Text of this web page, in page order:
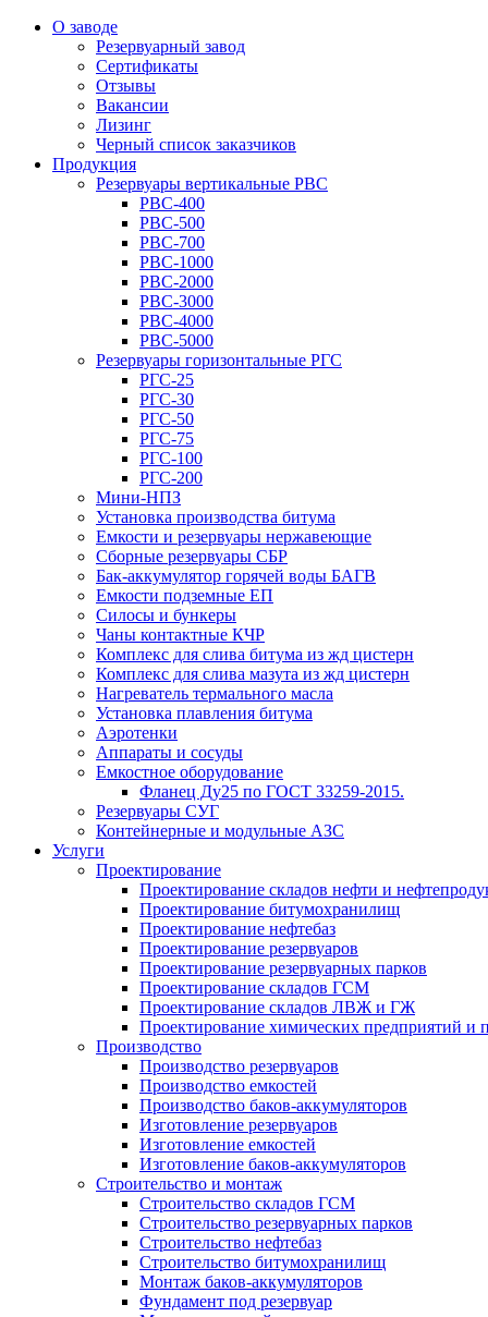
О заводе
Резервуарный завод
Сертификаты
Отзывы
Вакансии
Лизинг
Черный список заказчиков
Продукция
Резервуары вертикальные РВС
РВС-400
РВС-500
РВС-700
РВС-1000
РВС-2000
РВС-3000
РВС-4000
РВС-5000
Резервуары горизонтальные РГС
РГС-25
РГС-30
РГС-50
РГС-75
РГС-100
РГС-200
Мини-НПЗ
Установка производства битума
Емкости и резервуары нержавеющие
Сборные резервуары СБР
Бак-аккумулятор горячей воды БАГВ
Емкости подземные ЕП
Силосы и бункеры
Чаны контактные КЧР
Комплекс для слива битума из жд цистерн
Комплекс для слива мазута из жд цистерн
Нагреватель термального масла
Установка плавления битума
Аэротенки
Аппараты и сосуды
Емкостное оборудование
Фланец Ду25 по ГОСТ 33259-2015.
Резервуары СУГ
Контейнерные и модульные АЗС
Услуги
Проектирование
Проектирование складов нефти и
Проектирование битумохранилищ
Проектирование нефтебаз
Проектирование резервуаров
Проектирование резервуарных парков
Проектирование складов ГСМ
Проектирование складов ЛВЖ и ГЖ
Проектирование химических предприятий и
Производство
Производство резервуаров
Производство емкостей
Производство баков-аккумуляторов
Изготовление резервуаров
Изготовление емкостей
Изготовление баков-аккумуляторов
Строительство и монтаж
Строительство складов ГСМ
Строительство резервуарных парков
Строительство нефтебаз
Строительство битумохранилищ
Монтаж баков-аккумуляторов
Фундамент под резервуар